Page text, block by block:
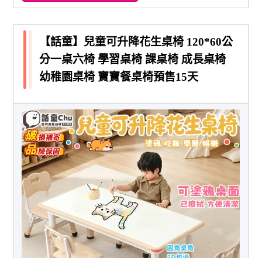
【話童】兒童可升降花生桌椅 120*60公
分一桌六椅 學習桌椅 課桌椅 成長桌椅
幼稚園桌椅 寶寶餐桌椅預售15天